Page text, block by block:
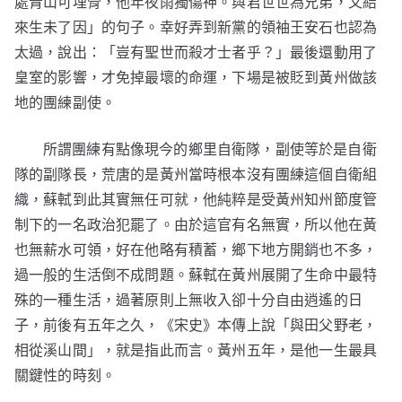
來生未了因」的句子。幸好弄到新黨的領袖王安石也認為
太過，說出：「豈有聖世而殺才士者乎？」最後還動用了
皇室的影響，才免掉最壞的命運，下場是被貶到黃州做該
地的團練副使。
所謂團練有點像現今的鄉里自衛隊，副使等於是自衛
隊的副隊長，荒唐的是黃州當時根本沒有團練這個自衛組
織，蘇軾到此其實無任可就，他純粹是受黃州知州節度管
制下的一名政治犯罷了。由於這官有名無實，所以他在黃
也無薪水可領，好在他略有積蓄，鄉下地方開銷也不多，
過一般的生活倒不成問題。蘇軾在黃州展開了生命中最特
殊的一種生活，過著原則上無收入卻十分自由逍遙的日
子，前後有五年之久，《宋史》本傳上說「與田父野老，
相從溪山間」，就是指此而言。黃州五年，是他一生最具
關鍵性的時刻。